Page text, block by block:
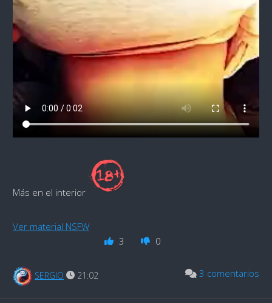
Más en el interior
Ver material NSFW
3
0
SERGIO 21:02 3 comentarios